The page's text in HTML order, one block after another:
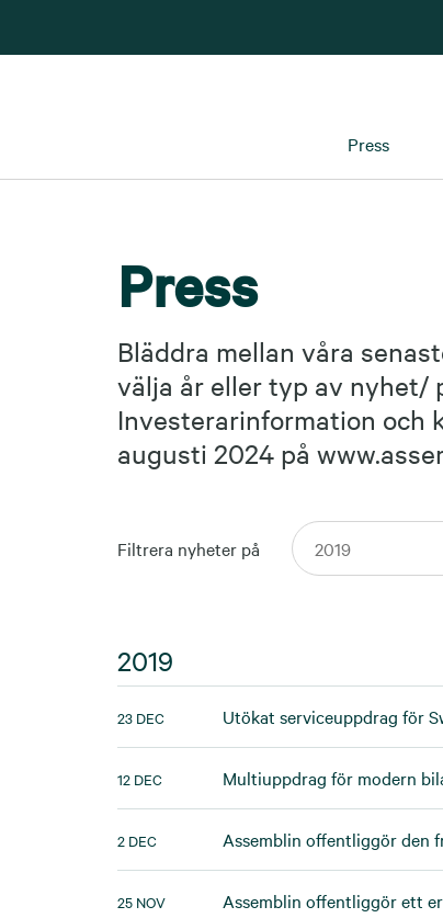
Press
Press
Bläddra mellan våra
välja år eller typ av nyhet/
Investerarinformation och
augusti 2024 på
Filtrera nyheter på
2019
23 DEC Utökat serviceuppdrag för
12 DEC Multiuppdrag för modern
2 DEC Assemblin offentliggör den
25 NOV Assemblin offentliggör ett